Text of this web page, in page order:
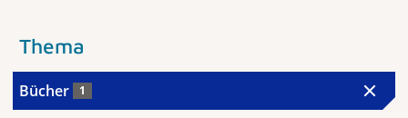
Thema
Bücher 1